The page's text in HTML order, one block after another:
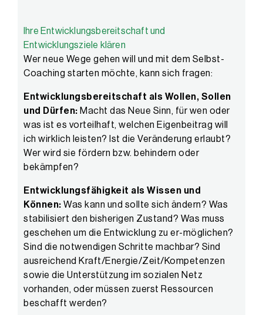
Ihre Entwicklungsbereitschaft und
Entwicklungsziele klären
Wer neue Wege gehen will und mit dem Selbst-
Coaching starten möchte, kann sich fragen:
Entwicklungsbereitschaft als Wollen, Sollen
und Dürfen: Macht das Neue Sinn, für wen oder
was ist es vorteilhaft, welchen Eigenbeitrag will
ich wirklich leisten? Ist die Veränderung erlaubt?
Wer wird sie fördern bzw. behindern oder
bekämpfen?
Entwicklungsfähigkeit als Wissen und
Können: Was kann und sollte sich ändern? Was
stabilisiert den bisherigen Zustand? Was muss
geschehen um die Entwicklung zu er-möglichen?
Sind die notwendigen Schritte machbar? Sind
ausreichend Kraft/Energie/Zeit/Kompetenzen
sowie die Unterstützung im sozialen Netz
vorhanden, oder müssen zuerst Ressourcen
beschafft werden?